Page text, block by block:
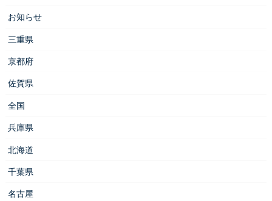
お知らせ
三重県
京都府
佐賀県
全国
兵庫県
北海道
千葉県
名古屋